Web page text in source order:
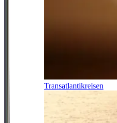
Transatlantikreisen